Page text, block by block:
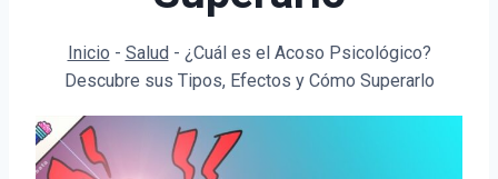
Inicio - Salud - ¿Cuál es el Acoso Psicológico?
Descubre sus Tipos, Efectos y Cómo Superarlo